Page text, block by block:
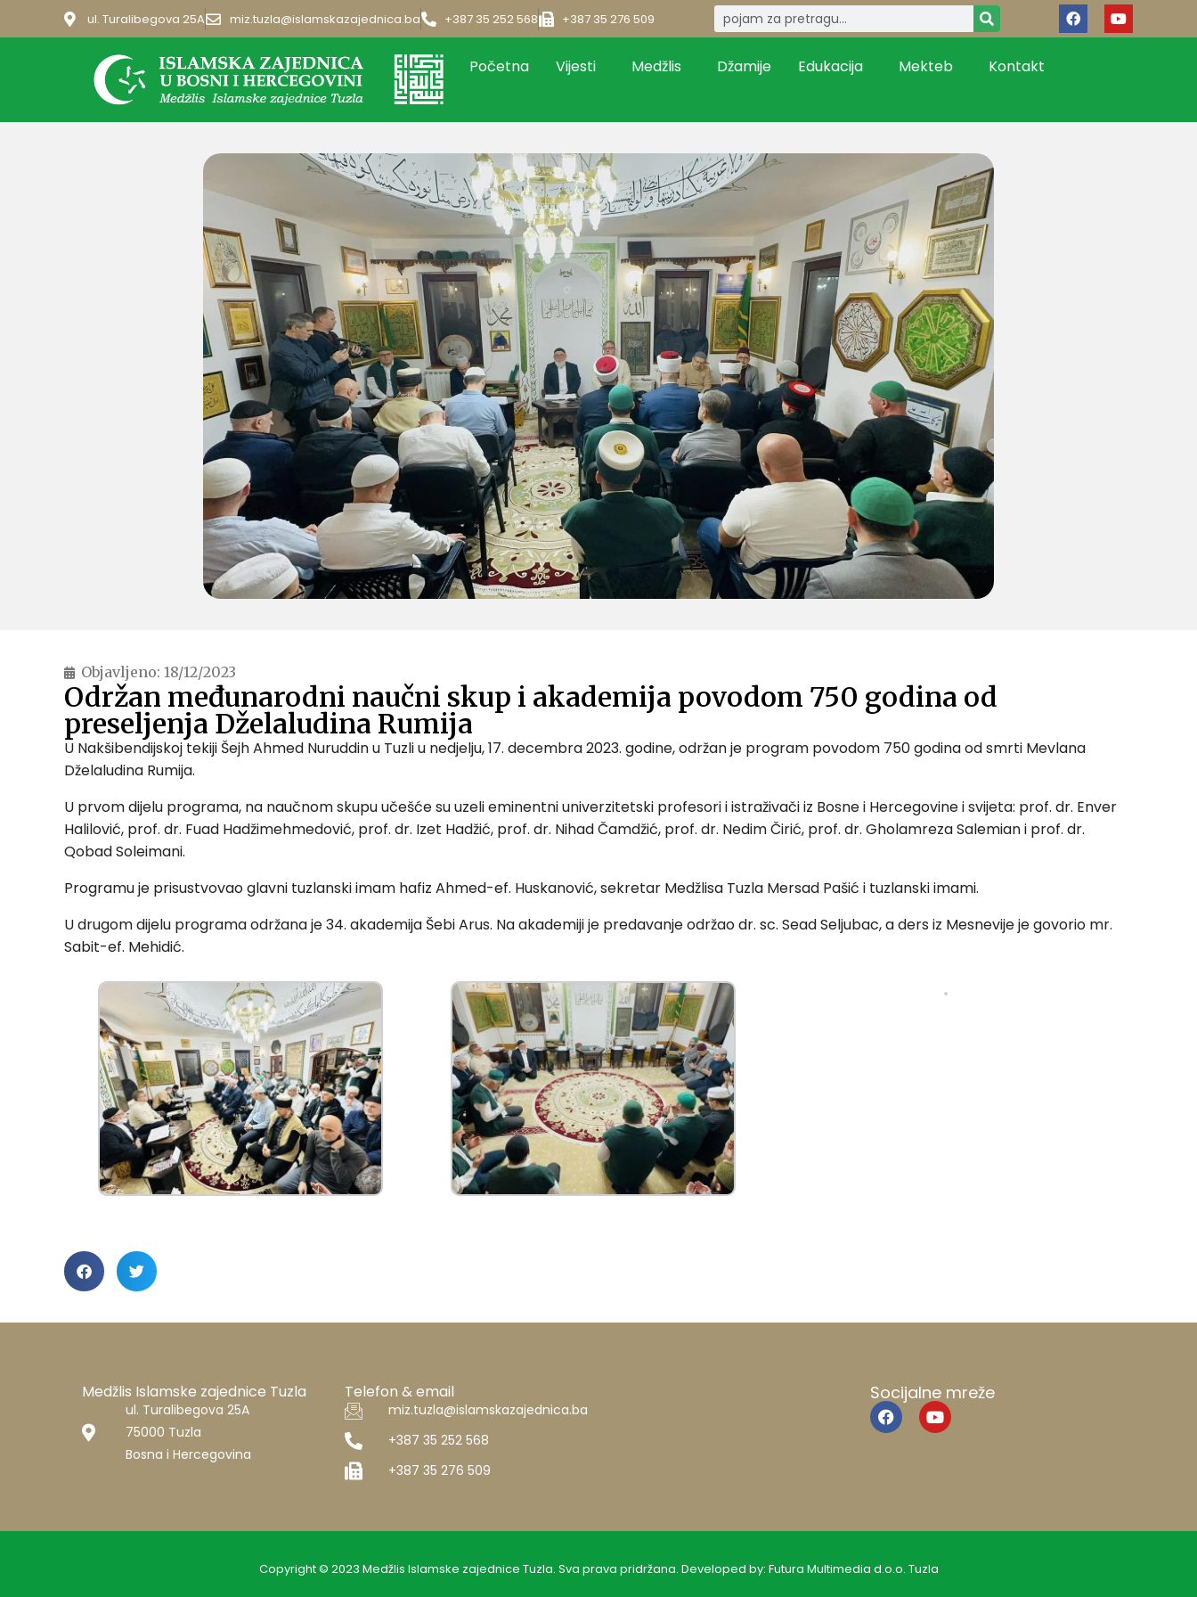
ul. Turalibegova 25A miz.tuzla@islamskazajednica.ba +387 35 252 568 +387 35 276 509
Početna Vijesti Medžlis Džamije Edukacija Mekteb Kontakt
Objavljeno: 18/12/2023
Održan međunarodni naučni skup i akademija povodom 750 godina od
preseljenja Dželaludina Rumija
U Nakšibendijskoj tekiji Šejh Ahmed Nuruddin u Tuzli u nedjelju, 17. decembra 2023. godine, održan je program povodom 750 godina od smrti Mevlana
Dželaludina Rumija.
U prvom dijelu programa, na naučnom skupu učešće su uzeli eminentni univerzitetski profesori i istraživači iz Bosne i Hercegovine i svijeta: prof. dr. Enver
Halilović, prof. dr. Fuad Hadžimehmedović, prof. dr. Izet Hadžić, prof. dr. Nihad Čamdžić, prof. dr. Nedim Čirić, prof. dr. Gholamreza Salemian i prof. dr.
Qobad Soleimani.
Programu je prisustvovao glavni tuzlanski imam hafiz Ahmed-ef. Huskanović, sekretar Medžlisa Tuzla Mersad Pašić i tuzlanski imami.
U drugom dijelu programa održana je 34. akademija Šebi Arus. Na akademiji je predavanje održao dr. sc. Sead Seljubac, a ders iz Mesnevije je govorio mr.
Sabit-ef. Mehidić.
Medžlis Islamske zajednice Tuzla
ul. Turalibegova 25A
75000 Tuzla
Bosna i Hercegovina
Telefon & email
miz.tuzla@islamskazajednica.ba
+387 35 252 568
+387 35 276 509
Socijalne mreže
Copyright © 2023 Medžlis Islamske zajednice Tuzla. Sva prava pridržana. Developed by: Futura Multimedia d.o.o. Tuzla